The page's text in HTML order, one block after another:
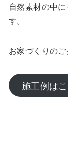
自然素材の中
す。
お家づくりの
施工例は